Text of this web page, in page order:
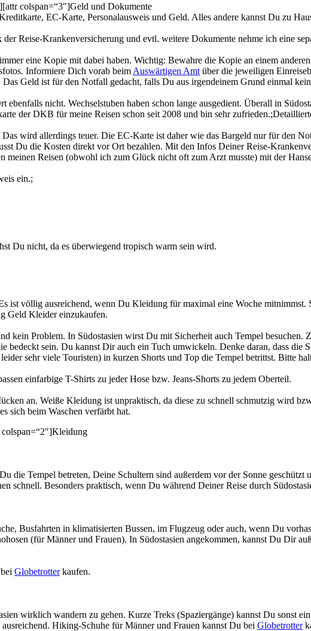
colspan=“3″]Geld und Dokumente
EC-Karte, Personalausweis und Geld. Alles andere kannst Du zu
Reise-Krankenversicherung und evtl. weitere Dokumente nehme ich eine
eine Kopie mit dabei haben. Wichtig: Bewahre die Kopie an einem
Informiere Dich vorab beim Auswärtigen Amt über die jeweiligen
Geld ist für den Notfall gedacht, falls Du aus irgendeinem Grund einmal
nicht. Wechselstuben haben schon lange ausgedient. Überall in
der DKB für meine Reisen schon seit 2008 und bin sehr
wird allerdings teuer. Die EC-Karte ist daher wie das Bargeld nur für den
Du die Kosten direkt vor Ort bezahlen. Mit den Infos Deiner Reise-
meinen Reisen (obwohl ich zum Glück nicht oft zum Arzt musste) mit der
ein.;
Du nicht, da es überwiegend tropisch warm sein wird.
ist völlig ausreichend, wenn Du Kleidung für maximal eine Woche
Geld Kleider einzukaufen.
kein Problem. In Südostasien wirst Du mit Sicherheit auch Tempel besuchen.
bedeckt sein. Du kannst Dir auch ein Tuch umwickeln. Denke daran, dass die
sehr viele Touristen) in kurzen Shorts und Top die Tempel betrittst. Bitte
einfarbige T-Shirts zu jeder Hose bzw. Jeans-Shorts zu jedem Oberteil.
an. Weiße Kleidung ist unpraktisch, da diese zu schnell schmutzig wird
sich beim Waschen verfärbt hat.
die Tempel betreten, Deine Schultern sind außerdem vor der Sonne geschützt
schnell. Besonders praktisch, wenn Du während Deiner Reise durch
Busfahrten in klimatisierten Bussen, im Flugzeug oder auch, wenn Du
(für Männer und Frauen). In Südostasien angekommen, kannst Du Dir
Globetrotterkaufen.
wirklich wandern zu gehen. Kurze Treks (Spaziergänge) kannst Du sonst
Hiking-Schuhe für Männer und Frauen kannst Du bei Globetrotter